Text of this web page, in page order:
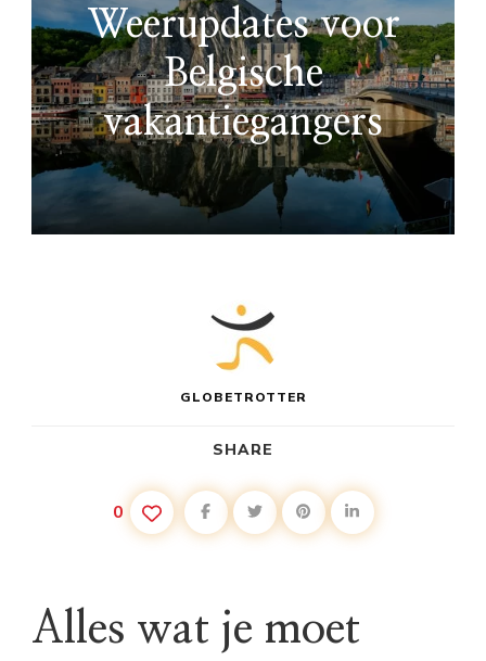
Weerupdates voor
Belgische
vakantiegangers
GLOBETROTTER
SHARE
0
Alles wat je moet